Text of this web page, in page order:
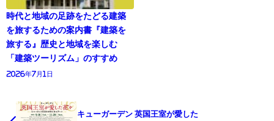
時代と地域の足跡をたどる建築
を旅するための案内書『建築を
旅する』歴史と地域を楽しむ
「建築ツーリズム」のすすめ
2026年7月1日
キューガーデン 英国王室が愛した